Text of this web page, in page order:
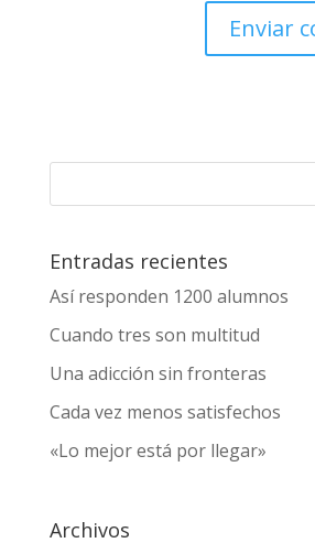
Entradas recientes
Así responden 1200 alumnos
Cuando tres son multitud
Una adicción sin fronteras
«Lo mejor está por llegar»